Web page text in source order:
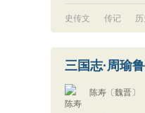
史传文 传记 历
三国志·周瑜
陈寿 〔魏晋〕